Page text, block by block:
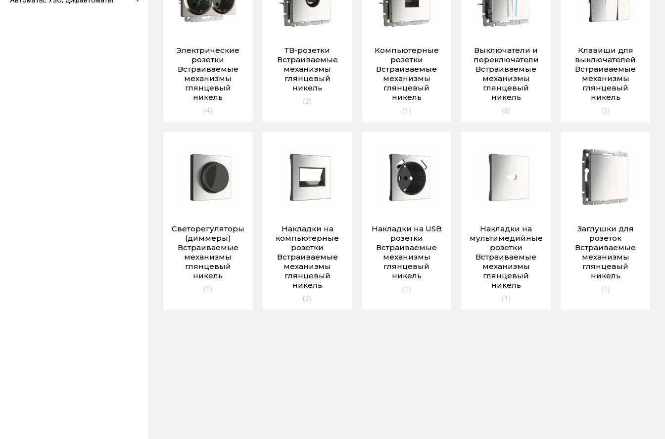
Электрические
розетки
Встраиваемые
механизмы
глянцевый
никель
(4)
ТВ-розетки
Встраиваемые
механизмы
глянцевый
никель
(2)
Компьютерные
розетки
Встраиваемые
механизмы
глянцевый
никель
(1)
Выключатели и
переключатели
Встраиваемые
механизмы
глянцевый
никель
(8)
Клавиши для
выключателей
Встраиваемые
механизмы
глянцевый
никель
(2)
Светорегуляторы
(диммеры)
Встраиваемые
механизмы
глянцевый
никель
(1)
Накладки на
компьютерные
розетки
Встраиваемые
механизмы
глянцевый
никель
(2)
Накладки на USB
розетки
Встраиваемые
механизмы
глянцевый
никель
(1)
Накладки на
мультимедийные
розетки
Встраиваемые
механизмы
глянцевый
никель
(1)
Заглушки для
розеток
Встраиваемые
механизмы
глянцевый
никель
(1)